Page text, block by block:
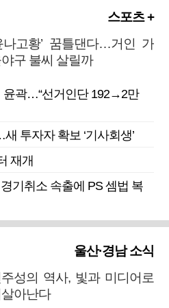
스포츠 +
나고황’ 꿈틀댄다…거인 가
구 불씨 살릴까
윤곽…“선거인단 192→2만
투자자 확보 ‘기사회생’
재개
기취소 속출에 PS 셈법 복
울산·경남 소식
성의 역사, 빛과 미디어로
아난다